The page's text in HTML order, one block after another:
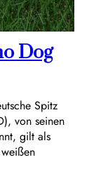
Dog
Spitz
von seinen
gilt als